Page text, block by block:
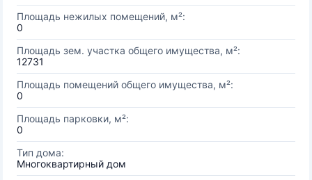
Площадь нежилых помещений, м²:
0
Площадь зем. участка общего имущества, м²:
12731
Площадь помещений общего имущества, м²:
0
Площадь парковки, м²:
0
Тип дома:
Многоквартирный дом